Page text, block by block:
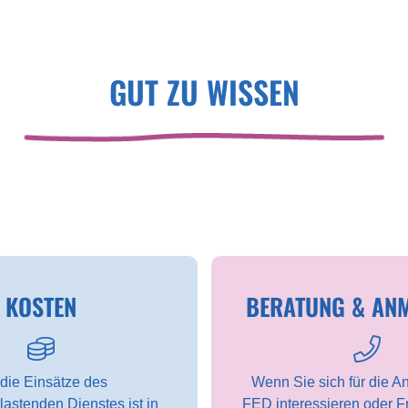
GUT ZU WISSEN
KOSTEN
Einsätze des
Dienstes ist in
BERATUNG &
Wenn Sie sich für die
FED interessieren oder